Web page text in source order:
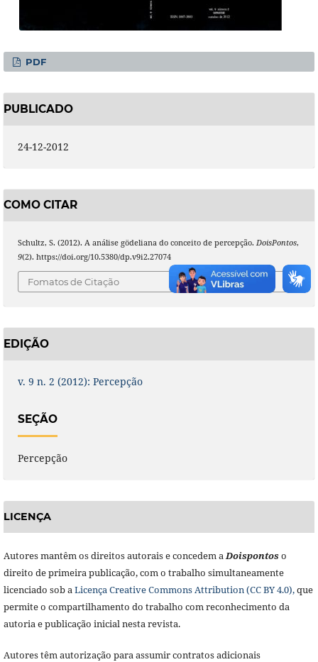
PDF
PUBLICADO
24-12-2012
COMO CITAR
Schultz, S. (2012). A análise gödeliana do conceito de percepção. DoisPontos,
9(2). https://doi.org/10.5380/dp.v9i2.27074
Fomatos de Citação
EDIÇÃO
v. 9 n. 2 (2012): Percepção
SEÇÃO
Percepção
LICENÇA
Autores mantêm os direitos autorais e concedem a Doispontoso
direito de primeira publicação, com o trabalho simultaneamente
licenciado sob a Licença Creative Commons Attribution (CC BY 4.0),que
permite o compartilhamento do trabalho com reconhecimento da
autoria e publicação inicial nesta revista.
Autores têm autorização para assumir contratos adicionais